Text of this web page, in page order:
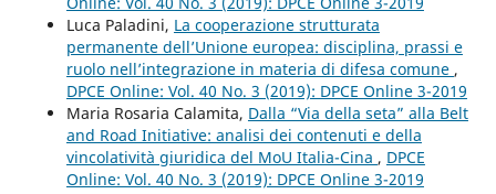
Luca Paladini, La cooperazione strutturata
permanente dell’Unione europea: disciplina, prassi e
ruolo nell’integrazione in materia di difesa comune ,
DPCE Online: Vol. 40 No. 3 (2019): DPCE Online 3-2019
Maria Rosaria Calamita, Dalla “Via della seta” alla Belt
and Road Initiative: analisi dei contenuti e della
vincolatività giuridica del MoU Italia-Cina , DPCE
Online: Vol. 40 No. 3 (2019): DPCE Online 3-2019